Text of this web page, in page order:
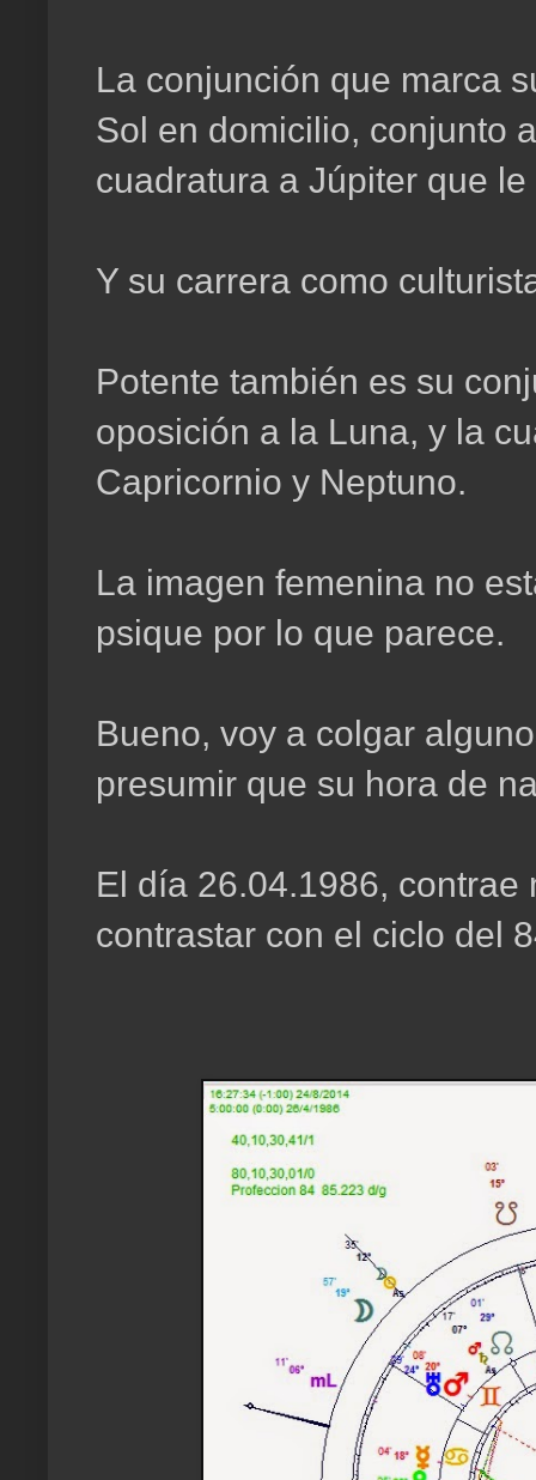
La conjunción que marca
Sol en domicilio, conjunto
cuadratura a Júpiter que
Y su carrera como
Potente también es su
oposición a la Luna, y la
Capricornio y Neptuno.
La imagen femenina no
psique por lo que parece.
Bueno, voy a colgar
presumir que su hora de
El día 26.04.1986, contrae
contrastar con el ciclo del